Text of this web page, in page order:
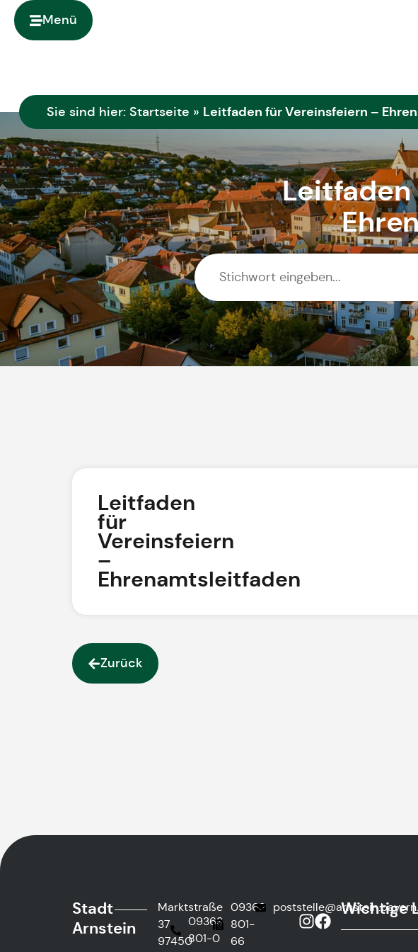
springenMenü
Sie sind hier: Startseite » Leitfaden für Vereinsfeiern –
Leitfaden
für
Vereinsfeiern
–
Ehrenamtsleitfaden
Zurück
Stadt
Arnstein
Marktstraße
37
97450
09363
801-0
09363
801-
66
Wichtige